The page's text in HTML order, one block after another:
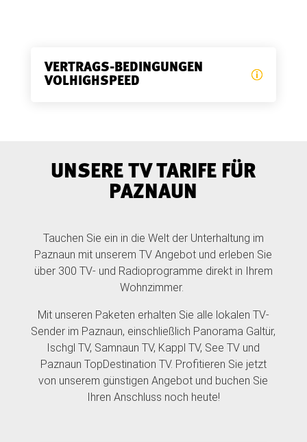
VERTRAGS-BEDINGUNGEN
VOLHIGHSPEED
UNSERE TV TARIFE FÜR
PAZNAUN
Tauchen Sie ein in die Welt der Unterhaltung im
Paznaun mit unserem TV Angebot und erleben Sie
über 300 TV- und Radioprogramme direkt in Ihrem
Wohnzimmer.
Mit unseren Paketen erhalten Sie alle lokalen TV-
Sender im Paznaun, einschließlich Panorama Galtür,
Ischgl TV, Samnaun TV, Kappl TV, See TV und
Paznaun TopDestination TV. Profitieren Sie jetzt
von unserem günstigen Angebot und buchen Sie
Ihren Anschluss noch heute!